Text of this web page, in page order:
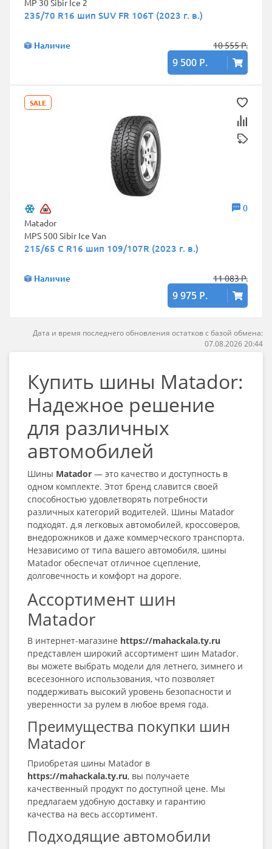
MP 30 Sibir Ice 2
235/70 R16 шип SUV FR 106T (2023 г. в.)
Наличие 10 555 Р.
9 500 Р.
SALE
0
Matador
MPS 500 Sibir Ice Van
215/65 C R16 шип 109/107R (2023 г. в.)
Наличие 11 083 Р.
9 975 Р.
Дата и время последнего обновления остатков с базой обмена:
07.08.2026 20:44
Купить шины Matador:
Надежное решение
для различных
автомобилей
Шины Matador — это качество и доступность в
одном комплекте. Этот бренд славится своей
способностью удовлетворять потребности
различных категорий водителей. Шины Matador
подходят. д.я легковых автомобилей, кроссоверов,
внедорожников и даже коммерческого транспорта.
Независимо от типа вашего автомобиля, шины
Matador обеспечат отличное сцепление,
долговечность и комфорт на дороге.
Ассортимент шин
Matador
В интернет-магазине https://mahackala.ty.ru
представлен широкий ассортимент шин Matador.
вы можете выбрать модели для летнего, зимнего и
всесезонного использования, что позволяет
поддерживать высокий уровень безопасности и
уверенности за рулем в любое время года.
Преимущества покупки шин
Matador
Приобретая шины Matador в
https://mahackala.ty.ru, вы получаете
качественный продукт по доступной цене. Мы
предлагаем удобную доставку и гарантию
качества на весь ассортимент.
Подходящие автомобили